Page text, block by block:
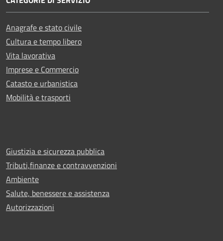
Anagrafe e stato civile
Cultura e tempo libero
Vita lavorativa
Imprese e Commercio
Catasto e urbanistica
Mobilità e trasporti
Giustizia e sicurezza pubblica
Tributi,finanze e contravvenzioni
Ambiente
Salute, benessere e assistenza
Autorizzazioni